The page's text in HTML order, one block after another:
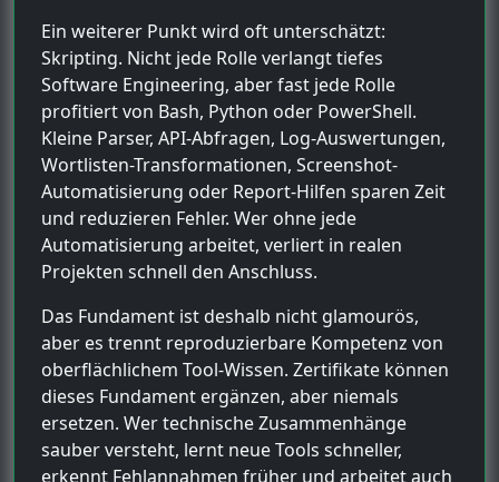
Ein weiterer Punkt wird oft unterschätzt:
Skripting. Nicht jede Rolle verlangt tiefes
Software Engineering, aber fast jede Rolle
profitiert von Bash, Python oder PowerShell.
Kleine Parser, API-Abfragen, Log-Auswertungen,
Wortlisten-Transformationen, Screenshot-
Automatisierung oder Report-Hilfen sparen Zeit
und reduzieren Fehler. Wer ohne jede
Automatisierung arbeitet, verliert in realen
Projekten schnell den Anschluss.
Das Fundament ist deshalb nicht glamourös,
aber es trennt reproduzierbare Kompetenz von
oberflächlichem Tool-Wissen. Zertifikate können
dieses Fundament ergänzen, aber niemals
ersetzen. Wer technische Zusammenhänge
sauber versteht, lernt neue Tools schneller,
erkennt Fehlannahmen früher und arbeitet auch